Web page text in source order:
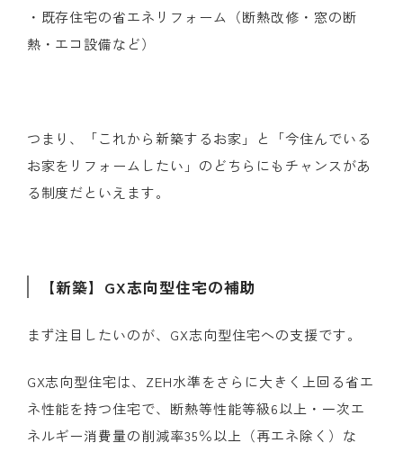
・既存住宅の省エネリフォーム（断熱改修・窓の断
熱・エコ設備など）​
つまり、「これから新築するお家」と「今住んでいる
お家をリフォームしたい」のどちらにもチャンスがあ
る制度だといえます。
【新築】 GX志向型住宅の補助
まず注目したいのが、 GX志向型住宅への支援です。
GX志向型住宅は、 ZEH水準をさらに大きく上回る省エ
ネ性能を持つ住宅で、断熱等性能等級6以上・一次エ
ネルギー消費量の削減率35％以上（再エネ除く）な